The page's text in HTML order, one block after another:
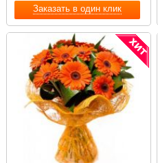
Заказать в один клик